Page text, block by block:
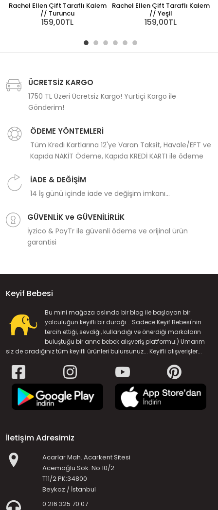
Rachel Ellen Çift Taraflı Kalem
// Turuncu
159,00TL
Rachel Ellen Çift Taraflı Kalem
// Yeşil
159,00TL
ÜCRETSİZ KARGO
1750 TL Üzeri Ücretsiz Kargo! Yurtiçi Kargo ile
Gönderim!
ÖDEME YÖNTEMLERİ
Tüm Kredi Kartlarına 12'ye Varan Taksit, Havale/EFT ve
Kapıda NAKİT Ödeme, Kapıda KREDİ KARTI ile ödeme
İADE & DEĞİŞİM
14 İş günü içinde iade ve değişim imkanı...
GÜVENLİK ve GÜVENİLİRLİK
İyzico & PayTr ile güvenli ödeme ve orijinal ürün
garantisi
Keyif Bebesi
Bu mini mağaza aslında bir blog ile başlayan bir
yolculuğun keyifli bir durağı... Sadece Keyif Bebesi'nin
tercih ettiği, sevdiği, kullandığı ve önerdiği markaların
buluştuğu bir anne bebek alışveriş platformu:) Umarım
siz de aradığınız tüm keyifli ürünleri bulursunuz... Keyifli alışverişler...
İletişim Adresimiz
Acarlar Mah. Acarkent Sitesi
Acemoğlu Sok. No:10/2
T11/2 PK:34800
Beykoz / İstanbul
0 216 325 70 07